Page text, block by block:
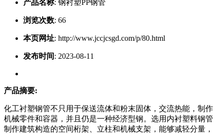
产品名称: 钢衬塑PP钢管
浏览次数: 66
本页网址: http://www.jccjcsgd.com/p/80.html
发布时间: 2023-08-11
产品摘要:
化工衬塑钢管不只用于保送流体和粉末固体，交流热能，制作
机械零件和容器，并且仍是一种经济型钢。选用内衬塑料钢管
制作建筑构造的空间桁架、立柱和机械支架，能够减轻分量，